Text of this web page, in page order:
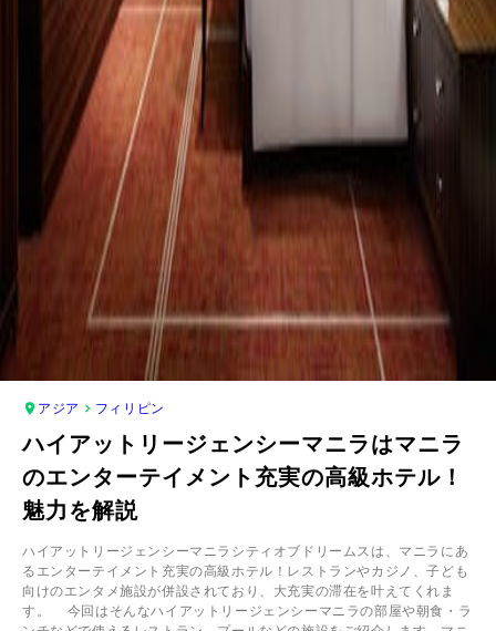
アジア フィリピン
ハイアットリージェンシーマニラはマニラ
のエンターテイメント充実の高級ホテル！
魅力を解説
ハイアットリージェンシーマニラシティオブドリームスは、マニラにあ
るエンターテイメント充実の高級ホテル！レストランやカジノ、子ども
向けのエンタメ施設が併設されており、大充実の滞在を叶えてくれま
す。 今回はそんなハイアットリージェンシーマニラの部屋や朝食・ラ